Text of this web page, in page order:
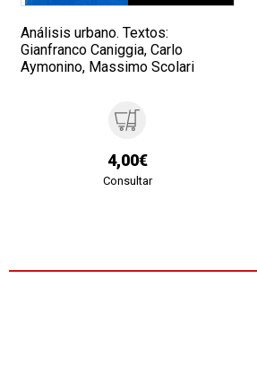
Análisis urbano. Textos:
Gianfranco Caniggia, Carlo
Aymonino, Massimo Scolari
4,00€
Consultar